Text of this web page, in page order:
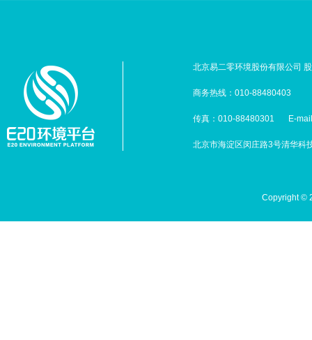
北京易二零环境股份有限公司
商务热线：010-88480403
传真：010-88480301 E-
北京市海淀区闵庄路3号清华科
Copyright ©